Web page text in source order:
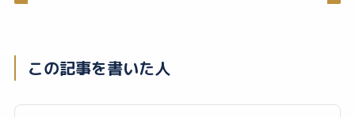
この記事を書いた人